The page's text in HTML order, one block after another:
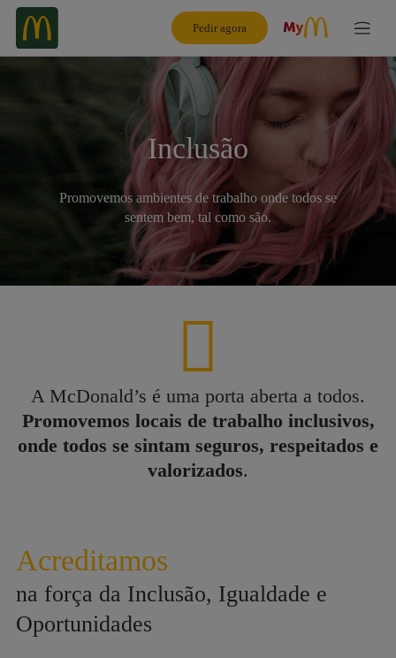
Pedir agora
Inclusão
Promovemos ambientes de trabalho onde todos se
sentem bem, tal como são.
A McDonald’s é uma porta aberta a todos.
Promovemos locais de trabalho inclusivos,
onde todos se sintam seguros, respeitados e
valorizados.
Acreditamos
na força da Inclusão, Igualdade e
Oportunidades